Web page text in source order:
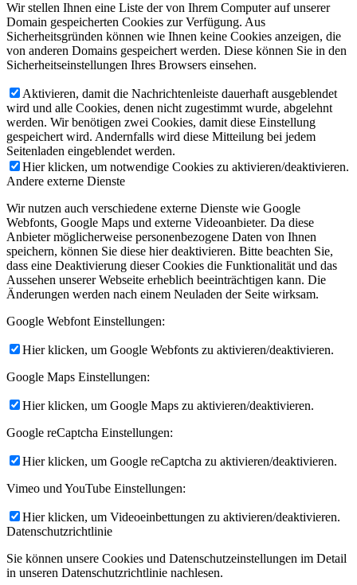
Wir stellen Ihnen eine Liste der von Ihrem Computer auf unserer
Domain gespeicherten Cookies zur Verfügung. Aus
Sicherheitsgründen können wie Ihnen keine Cookies anzeigen, die
von anderen Domains gespeichert werden. Diese können Sie in den
Sicherheitseinstellungen Ihres Browsers einsehen.
Aktivieren, damit die Nachrichtenleiste dauerhaft ausgeblendet
wird und alle Cookies, denen nicht zugestimmt wurde, abgelehnt
werden. Wir benötigen zwei Cookies, damit diese Einstellung
gespeichert wird. Andernfalls wird diese Mitteilung bei jedem
Seitenladen eingeblendet werden.
Hier klicken, um notwendige Cookies zu aktivieren/deaktivieren.
Andere externe Dienste
Wir nutzen auch verschiedene externe Dienste wie Google
Webfonts, Google Maps und externe Videoanbieter. Da diese
Anbieter möglicherweise personenbezogene Daten von Ihnen
speichern, können Sie diese hier deaktivieren. Bitte beachten Sie,
dass eine Deaktivierung dieser Cookies die Funktionalität und das
Aussehen unserer Webseite erheblich beeinträchtigen kann. Die
Änderungen werden nach einem Neuladen der Seite wirksam.
Google Webfont Einstellungen:
Hier klicken, um Google Webfonts zu aktivieren/deaktivieren.
Google Maps Einstellungen:
Hier klicken, um Google Maps zu aktivieren/deaktivieren.
Google reCaptcha Einstellungen:
Hier klicken, um Google reCaptcha zu aktivieren/deaktivieren.
Vimeo und YouTube Einstellungen:
Hier klicken, um Videoeinbettungen zu aktivieren/deaktivieren.
Datenschutzrichtlinie
Sie können unsere Cookies und Datenschutzeinstellungen im Detail
in unseren Datenschutzrichtlinie nachlesen.